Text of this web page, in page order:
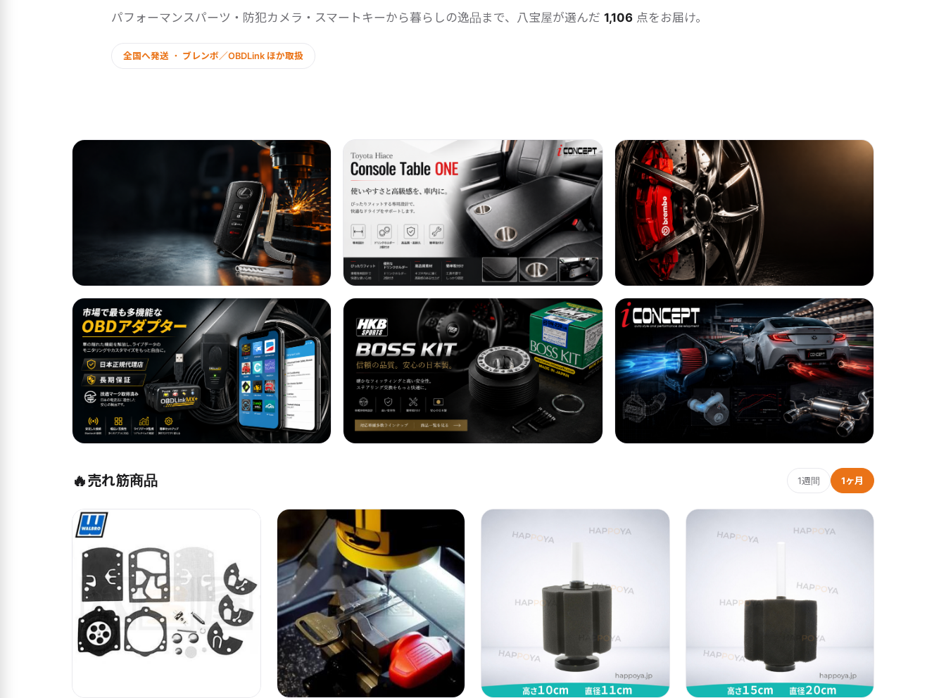
パフォーマンスパーツ・防犯カメラ・スマートキーから暮らしの逸品まで、八宝屋が選んだ 1,106 点をお届け。
全国へ発送 ・ ブレンボ／OBDLink ほか取扱
🔥売れ筋商品 1週間 1ヶ月